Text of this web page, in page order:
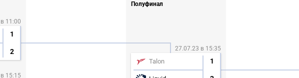
11:00
1
2
15:15
Полуфинал
27.07.23 в 15:35
Talon 1